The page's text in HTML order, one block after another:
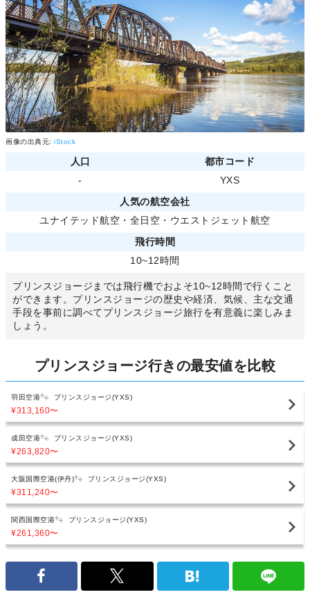
画像の出典元: iStock
人口
都市コード
-
YXS
人気の航空会社
ユナイテッド航空 ・ 全日空 ・ ウエストジェット航空
飛行時間
10~12時間
プリンスジョージまでは飛行機でおよそ10~12時間で行くこと
ができます。プリンスジョージの歴史や経済、気候、主な交通
手段を事前に調べてプリンスジョージ旅行を有意義に楽しみま
しょう。
プリンスジョージ行きの最安値を比較
羽田空港 プリンスジョージ(YXS)
¥313,160〜
成田空港 プリンスジョージ(YXS)
¥263,820〜
大阪国際空港(伊丹) プリンスジョージ(YXS)
¥311,240〜
関西国際空港 プリンスジョージ(YXS)
¥261,360〜